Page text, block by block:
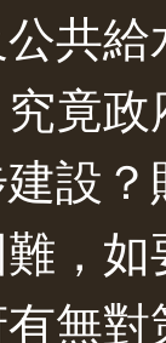
共
竟
設
，
無